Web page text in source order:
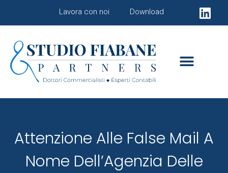
Lavora con noi Download
Attenzione Alle False Mail A
Nome Dell’Agenzia Delle